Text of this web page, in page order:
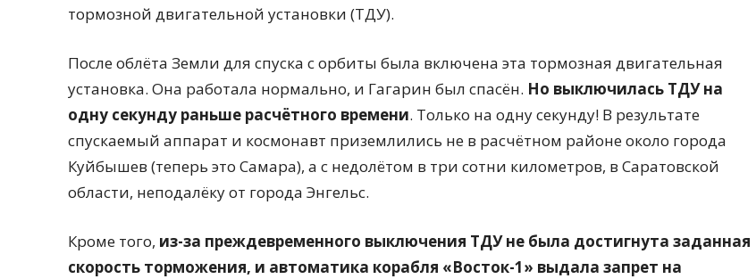
тормозной двигательной установки (ТДУ).
После облёта Земли для спуска с орбиты была включена эта тормозная двигательная
установка. Она работала нормально, и Гагарин был спасён. Но выключилась ТДУ на
одну секунду раньше расчётного времени. Только на одну секунду! В результате
спускаемый аппарат и космонавт приземлились не в расчётном районе около города
Куйбышев (теперь это Самара), а с недолётом в три сотни километров, в Саратовской
области, неподалёку от города Энгельс.
Кроме того, из-за преждевременного выключения ТДУ не была достигнута заданная
скорость торможения, и автоматика корабля «Восток-1» выдала запрет на